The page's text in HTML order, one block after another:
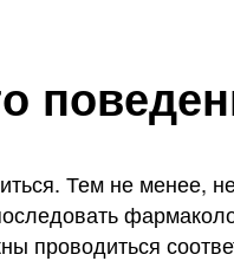
Тем не менее,
проводиться